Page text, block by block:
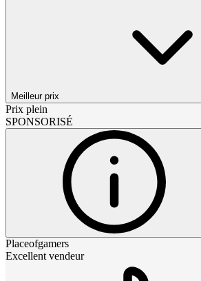
Meilleur prix
Prix plein
SPONSORISÉ
Placeofgamers
Excellent vendeur